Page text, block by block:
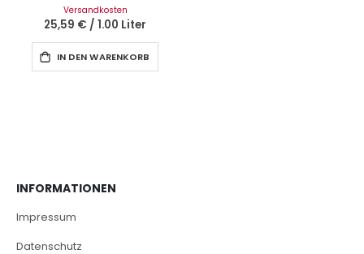
Versandkosten
25,59 € / 1.00 Liter
IN DEN WARENKORB
INFORMATIONEN
Impressum
Datenschutz